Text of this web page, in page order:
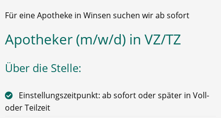
Für eine Apotheke in Winsen suchen wir ab sofort
Apotheker (m/w/d) in VZ/TZ
Über die Stelle:
Einstellungszeitpunkt: ab sofort oder später in Voll-
oder Teilzeit